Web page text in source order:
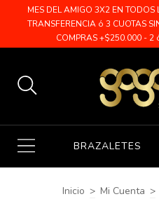
MES DEL AMIGO 3X2 EN
TRANSFERENCIA ó 3 CUOTAS
COMPRAS +$250.000 - 2
BRAZALETES
Inicio > Mi Cuenta >